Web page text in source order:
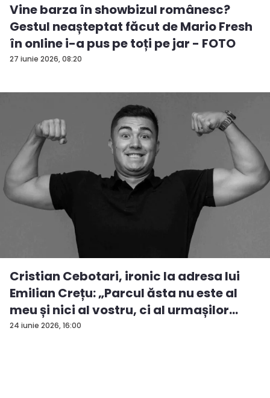
27 iunie 2026, 08:20
Vine barza în showbizul românesc?
Gestul neașteptat făcut de Mario Fresh
în online i-a pus pe toți pe jar - FOTO
24 iunie 2026, 16:00
Cristian Cebotari, ironic la adresa lui
Emilian Crețu: „Parcul ăsta nu este al
meu și nici al vostru, ci al urmașilor
urm...